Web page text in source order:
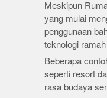
Meskipun
yang mulai
penggunaan
teknologi
Beberapa
seperti resort
rasa budaya